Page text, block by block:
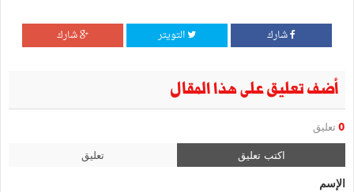
شارك التويتر شارك
أضف تعليق على هذا المقال
0 تعليق
اكتب تعليق تعليق
الإسم